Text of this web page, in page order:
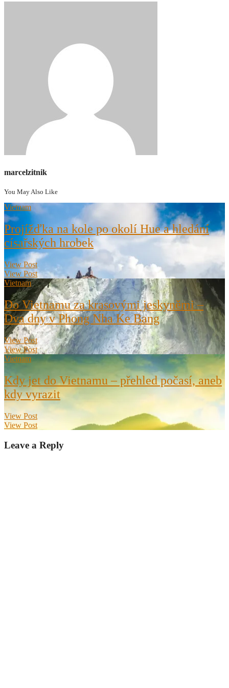
marcelzitnik
You May Also Like
Vietnam
Projížďka na kole po okolí Hue a hledání
císařských hrobek
View Post
View Post
Vietnam
Do Vietnamu za krasovými jeskyněmi –
Dva dny v Phong Nha Ke Bang
View Post
View Post
Vietnam
Kdy jet do Vietnamu – přehled počasí, aneb
kdy vyrazit
View Post
View Post
Leave a Reply